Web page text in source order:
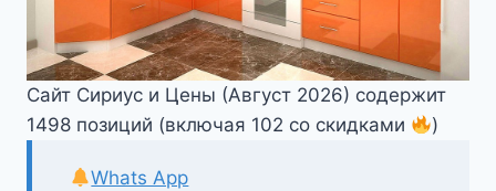
Сайт Сириус и Цены (Август 2026) содержит
1498 позиций (включая 102 со скидками
)
Whats App